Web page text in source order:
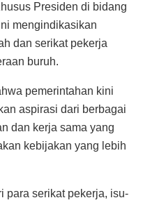
Presiden di bidang
mengindikasikan
dan serikat pekerja
buruh.
pemerintahan kini
aspirasi dari berbagai
dan kerja sama yang
kebijakan yang lebih
para serikat pekerja, isu-